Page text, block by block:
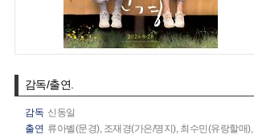
감독/출연.
감독 신동일
출연 류아벨(문경), 조재경(가은/명지), 최수민(유랑할매),